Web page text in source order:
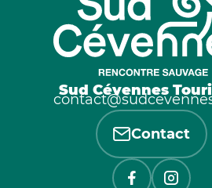
Sud Cévennes
Contact